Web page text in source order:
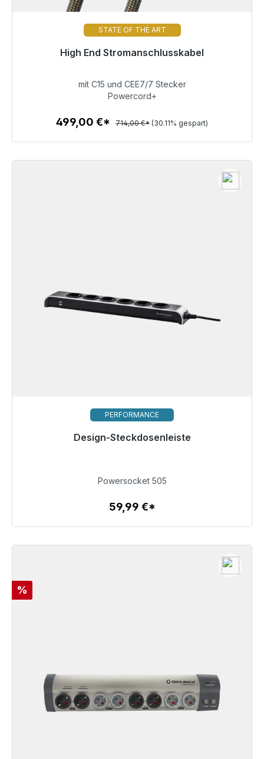
STATE OF THE ART
High End Stromanschlusskabel
Sofort versandfertig, Lieferzeit 48h*
499,00 €
Zum Artikel
mit C15 und CEE7/7 Stecker
Powercord+
499,00 €* 714,00 €* (30.11% gespart)
PERFORMANCE
Design-Steckdosenleiste
Sofort versandfertig, Lieferzeit 48h*
Zum Artikel
Powersocket 505
59,99 €*
Rabatt
%